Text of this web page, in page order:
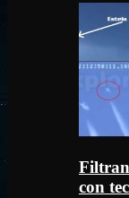
Filtran
con